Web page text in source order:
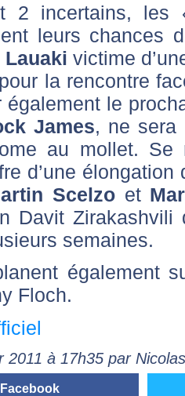
2 incertains,
leurs chances
Lauaki victime
la rencontre
le
James, ne sera
au mollet.
d’une
Scelzoet
Davit
semaines.
également
Floch.
2011 à 17h35 par